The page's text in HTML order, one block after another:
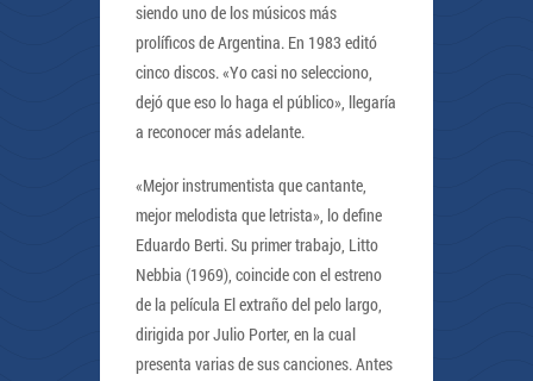
siendo uno de los músicos más
prolíficos de Argentina. En 1983 editó
cinco discos. «Yo casi no selecciono,
dejó que eso lo haga el público», llegaría
a reconocer más adelante.
«Mejor instrumentista que cantante,
mejor melodista que letrista», lo define
Eduardo Berti. Su primer trabajo, Litto
Nebbia (1969), coincide con el estreno
de la película El extraño del pelo largo,
dirigida por Julio Porter, en la cual
presenta varias de sus canciones. Antes